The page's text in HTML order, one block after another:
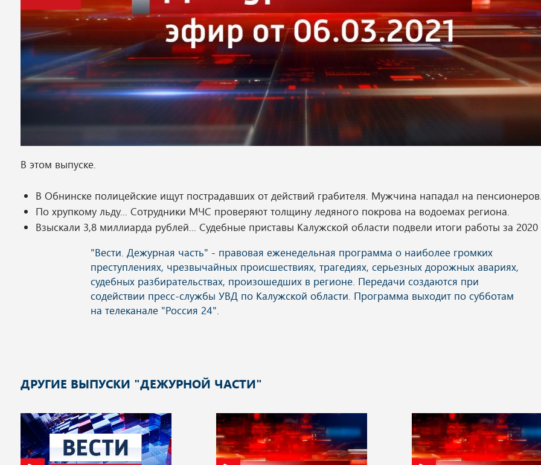
В этом выпуске.
В Обнинске полицейские ищут пострадавших от действий грабителя. Мужчина нападал на
По хрупкому льду... Сотрудники МЧС проверяют толщину ледяного покрова на водоемах региона.
Взыскали 3,8 миллиарда рублей... Судебные приставы Калужской области подвели итоги работы за 2020
ДРУГИЕ ВЫПУСКИ "ДЕЖУРНОЙ ЧАСТИ"